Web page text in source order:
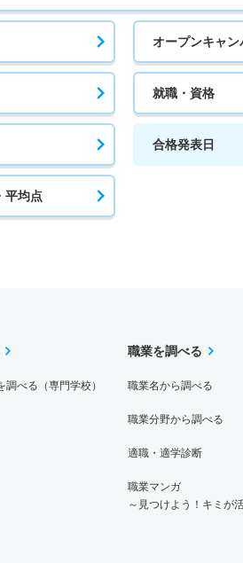
オープンキャン
就職・資格
合格発表日
平均点
べる（専門学校）
職業を調べる
職業名から調べる
職業分野から調べる
適職・適学診断
職業マンガ
～見つけよう！キミが